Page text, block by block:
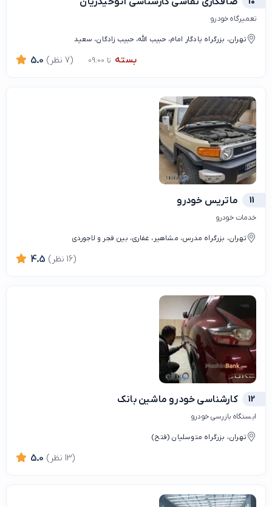
تعمیرگاه خودرو
تهران، بزرگراه یادگار امام، حبیب الله، حبیب زادگان، سعید
بسته تا 09:00 5.0 (7 نظر)
11 ماتریس خودرو
خدمات خودرو
تهران، بزرگراه مدرس، مشاهیر، غفاری، بین فجر و لاجوردی
4.5 (16 نظر)
12 کارشناسی خودرو ماشین بانک
ایستگاه بازرسی خودرو
تهران، بزرگراه متوسلیان (فتح)
5.0 (13 نظر)